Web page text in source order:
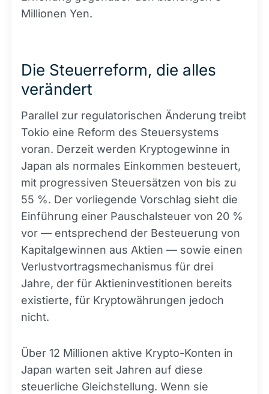
Millionen Yen.
Die Steuerreform, die alles
verändert
Parallel zur regulatorischen Änderung treibt
Tokio eine Reform des Steuersystems
voran. Derzeit werden Kryptogewinne in
Japan als normales Einkommen besteuert,
mit progressiven Steuersätzen von bis zu
55 %. Der vorliegende Vorschlag sieht die
Einführung einer Pauschalsteuer von 20 %
vor — entsprechend der Besteuerung von
Kapitalgewinnen aus Aktien — sowie einen
Verlustvortragsmechanismus für drei
Jahre, der für Aktieninvestitionen bereits
existierte, für Kryptowährungen jedoch
nicht.
Über 12 Millionen aktive Krypto-Konten in
Japan warten seit Jahren auf diese
steuerliche Gleichstellung. Wenn sie